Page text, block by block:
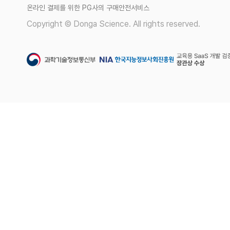
온라인 결제를 위한 PG사의 구매안전서비스
Copyright © Donga Science. All rights reserved.